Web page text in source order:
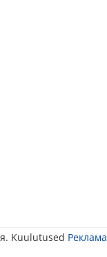
Реклама
Kuulutused